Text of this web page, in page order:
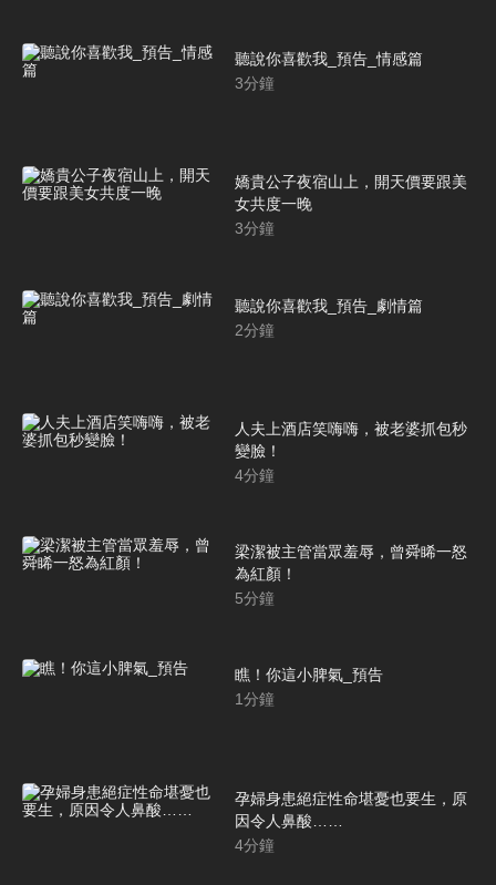
聽說你喜歡我_預告_情感篇
3分鐘
嬌貴公子夜宿山上，開天價要跟美
女共度一晚
3分鐘
聽說你喜歡我_預告_劇情篇
2分鐘
人夫上酒店笑嗨嗨，被老婆抓包秒
變臉！
4分鐘
梁潔被主管當眾羞辱，曾舜睎一怒
為紅顏！
5分鐘
瞧！你這小脾氣_預告
1分鐘
孕婦身患絕症性命堪憂也要生，原
因令人鼻酸……
4分鐘